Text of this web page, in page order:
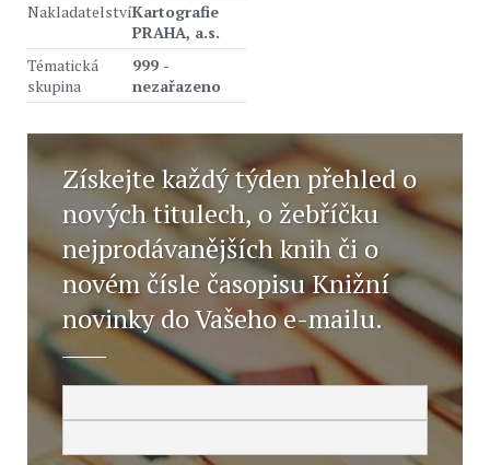
NakladatelstvíKartografie
PRAHA, a.s.
Tématická
skupina
999 -
nezařazeno
Získejte každý týden přehled o
nových titulech, o žebříčku
nejprodávanějších knih či o
novém čísle časopisu Knižní
novinky do Vašeho e-mailu.